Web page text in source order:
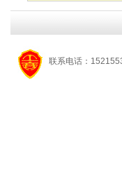
联系电话：